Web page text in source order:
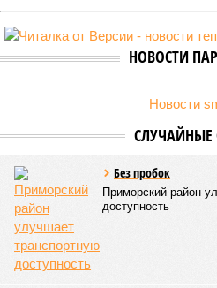
В текущем году в высшие учебные
специальной квоте для участников
свыше 3,4 тысячи студентов, что
прошлогодние показатели.
Примечательно, что
сдавал ЕГЭ, показали
изданием «Фонтанка»,выявил
объемы приема по данной
Данная квота была введена
собой ранее существовавшую
инвалидов и сирот, которые